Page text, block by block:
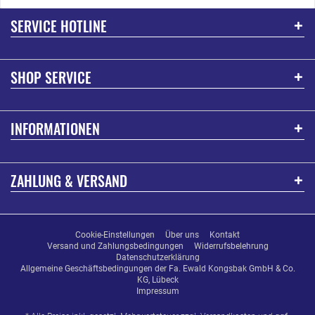
SERVICE HOTLINE
SHOP SERVICE
INFORMATIONEN
ZAHLUNG & VERSAND
Cookie-Einstellungen Über uns
Kontakt
Versand und Zahlungsbedingungen
Widerrufsbelehrung
Datenschutzerklärung
Allgemeine Geschäftsbedingungen der Fa. Ewald Kongsbak GmbH & Co.
KG, Lübeck
Impressum